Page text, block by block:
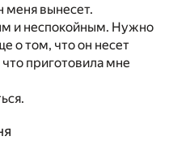
меня вынесет.
и неспокойным. Нужно
о том, что он несет
приготовила мне